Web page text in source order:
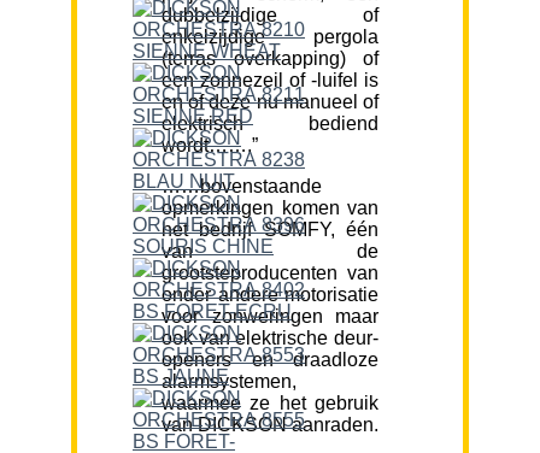
dubbelzijdige of
enkelzijdige pergola
(terras overkapping) of
een zonnezeil of -luifel is
en of deze nu manueel of
elektrisch bediend
wordt…….”
……bovenstaande
opmerkingen komen van
het bedrijf SOMFY, één
van de
grootsteproducenten van
onder andere motorisatie
voor zonweringen maar
ook van elektrische deur-
openers en draadloze
alarmsystemen,
waarmee ze het gebruik
van DICKSON aanraden.